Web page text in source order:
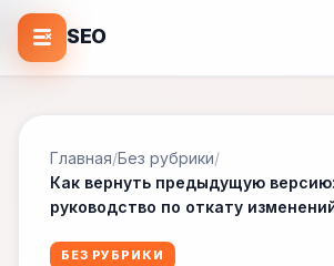
SEO
Главная/Без рубрики/
Как вернуть предыдущую
руководство по откату
БЕЗ РУБРИКИ